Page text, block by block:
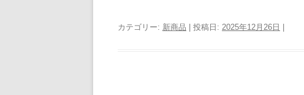
カテゴリー: 新商品 | 投稿日: 2025年12月26日